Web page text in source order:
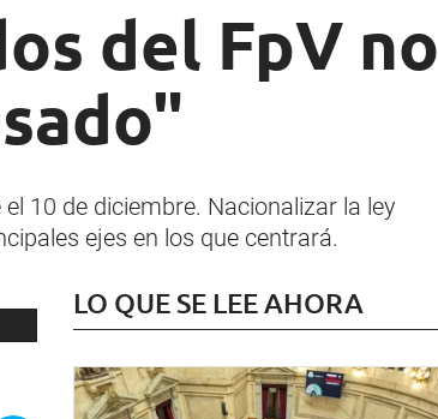
del FpV no
10 de diciembre. Nacionalizar la ley
ejes en los que centrará.
LO QUE SE LEE AHORA